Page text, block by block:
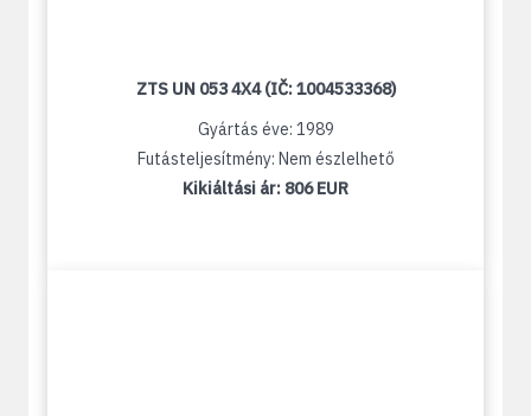
ZTS UN 053 4X4 (IČ: 1004533368)
Gyártás éve: 1989
Futásteljesítmény: Nem észlelhető
Kikiáltási ár: 806 EUR